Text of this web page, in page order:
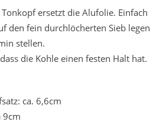
ersetzt die Alufolie. Einfach
den fein durchlöcherten Sieb legen
stellen.
die Kohle einen festen Halt hat.
ca. 6,6cm
9cm